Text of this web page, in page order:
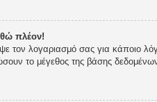
πλέον!
τον λογαριασμό σας για κάποιο
το μέγεθος της βάσης